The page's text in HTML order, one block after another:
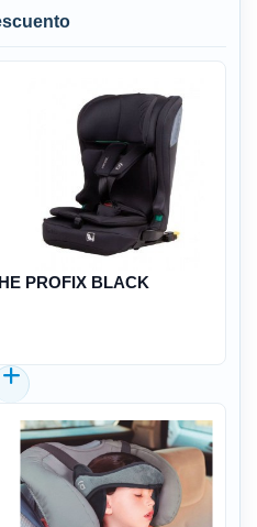
PROFIX BLACK